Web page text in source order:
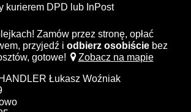
kurierem DPD lub InPost
Zamów przez stronę, opłać
przyjedź i odbierz osobiście bez
gotowe!
Zobacz na mapie
Łukasz Woźniak